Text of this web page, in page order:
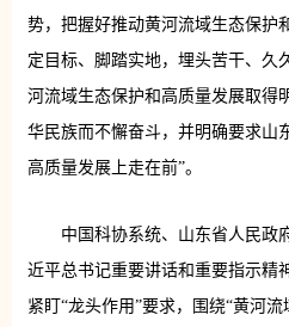
势，把握好推动黄河流域生态保护
定目标、脚踏实地，埋头苦干、久
河流域生态保护和高质量发展取得
华民族而不懈奋斗，并明确要求山
高质量发展上走在前”。
中国科协系统、山东省人民政
近平总书记重要讲话和重要指示精
紧盯“龙头作用”要求，围绕“黄河